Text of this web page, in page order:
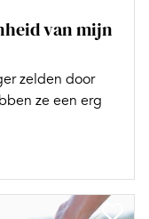
van mijn
zelden door
ze een erg